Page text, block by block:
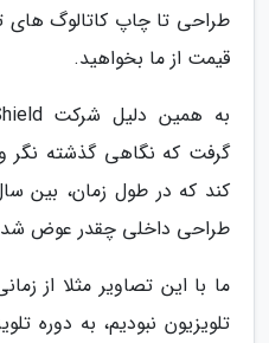
طراحی تا چاپ کاتالوگ های
قیمت از ما بخواهید.
گرفت که نگاهی گذشته نگر و
طراحی داخلی چقدر عوض
ما با این تصاویر مثلا از